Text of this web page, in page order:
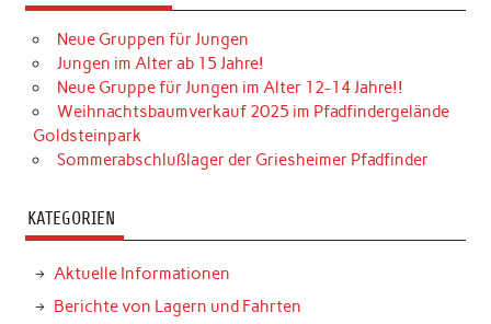
Neue Gruppen für Jungen
Jungen im Alter ab 15 Jahre!
Neue Gruppe für Jungen im Alter 12-14 Jahre!!
Weihnachtsbaumverkauf 2025 im Pfadfindergelände
Goldsteinpark
Sommerabschlußlager der Griesheimer Pfadfinder
KATEGORIEN
Aktuelle Informationen
Berichte von Lagern und Fahrten